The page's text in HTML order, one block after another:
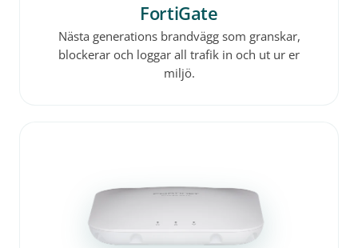
FortiGate
Nästa generations brandvägg som granskar,
blockerar och loggar all trafik in och ut ur er
miljö.